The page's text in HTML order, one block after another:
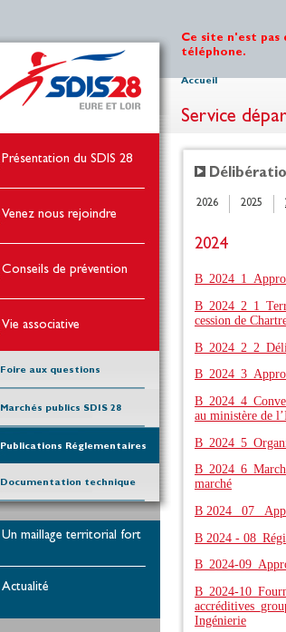
Présentation du SDIS 28
Venez nous rejoindre
Conseils de prévention
Vie associative
Foire aux questions
Marchés publics SDIS 28
Publications Réglementaires
Documentation technique
Un maillage territorial fort
Actualité
Ce site n'est pas
téléphone.
Accueil
Service
2026 2025
2024
cession de
au ministère de
marché
B 2024 _07
B 2024 -
B_2024-
B_2024-
Ingénierie